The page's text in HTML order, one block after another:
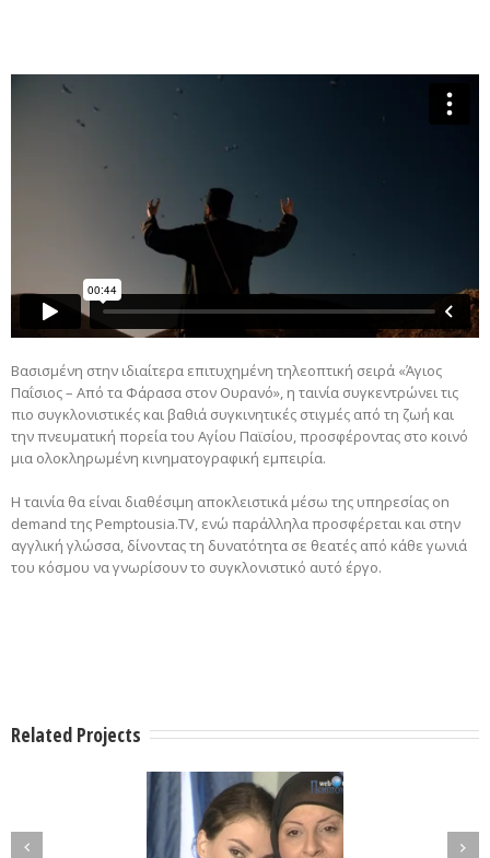
Βασισμένη στην ιδιαίτερα επιτυχημένη τηλεοπτική σειρά «Άγιος
Παΐσιος – Από τα Φάρασα στον Ουρανό», η ταινία συγκεντρώνει τις
πιο συγκλονιστικές και βαθιά συγκινητικές στιγμές από τη ζωή και
την πνευματική πορεία του Αγίου Παϊσίου, προσφέροντας στο κοινό
μια ολοκληρωμένη κινηματογραφική εμπειρία.
Η ταινία θα είναι διαθέσιμη αποκλειστικά μέσω της υπηρεσίας on
demand της Pemptousia.TV, ενώ παράλληλα προσφέρεται και στην
αγγλική γλώσσα, δίνοντας τη δυνατότητα σε θεατές από κάθε γωνιά
του κόσμου να γνωρίσουν το συγκλονιστικό αυτό έργο.
Related Projects